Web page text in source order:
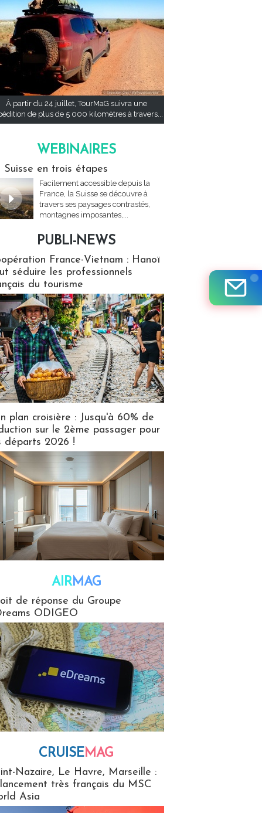
À partir du 24 juillet, TourMaG suivra une
de plus de 5 000 kilomètres à travers...
WEBINAIRES
Suisse en trois étapes
Facilement accessible depuis la
France, la Suisse se découvre à
travers ses paysages contrastés,
montagnes imposantes,...
PUBLI-NEWS
France-Vietnam : Hanoï
séduire les professionnels
du tourisme
plan croisière : Jusqu'à 60% de
sur le 2ème passager pour
départs 2026 !
AIRMAG
de réponse du Groupe
ODIGEO
CRUISEMAG
Nazaire, Le Havre, Marseille :
très français du MSC
Asia